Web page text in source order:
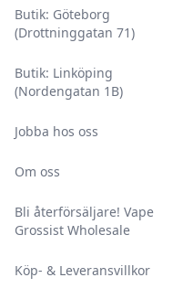
Butik: Göteborg
(Drottninggatan 71)
Butik: Linköping
(Nordengatan 1B)
Jobba hos oss
Om oss
Bli återförsäljare! Vape
Grossist Wholesale
Köp- & Leveransvillkor